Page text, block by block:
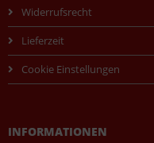
Widerrufsrecht
Lieferzeit
Cookie Einstellungen
INFORMATIONEN